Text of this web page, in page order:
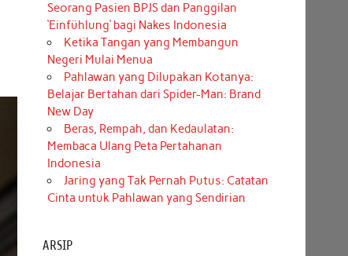
Seorang Pasien BPJS dan Panggilan
‘Einfühlung’ bagi Nakes Indonesia
Ketika Tangan yang Membangun
Negeri Mulai Menua
Pahlawan yang Dilupakan Kotanya:
Belajar Bertahan dari Spider-Man: Brand
New Day
Beras, Rempah, dan Kedaulatan:
Membaca Ulang Peta Pertahanan
Indonesia
Jaring yang Tak Pernah Putus: Catatan
Cinta untuk Pahlawan yang Sendirian
ARSIP